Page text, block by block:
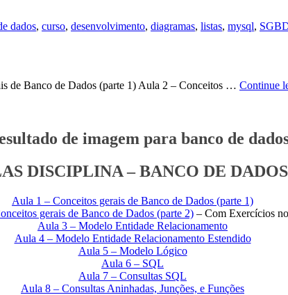
dados, curso, desenvolvimento, diagramas, listas, mysql,
Banco de Dados (parte 1) Aula 2 – Conceitos … Continue
DISCIPLINA – BANCO DE
Aula 1 – Conceitos gerais de Banco de Dados (parte 1)
gerais de Banco de Dados (parte 2)– Com Exercícios
Aula 3 – Modelo Entidade Relacionamento
Aula 4 – Modelo Entidade Relacionamento Estendido
Aula 5 – Modelo Lógico
Aula 6 – SQL
Aula 7 – Consultas SQL
Aula 8 – Consultas Aninhadas, Junções, e Funções